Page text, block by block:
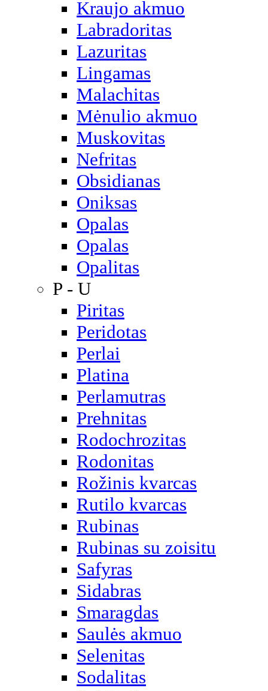
Kraujo akmuo
Labradoritas
Lazuritas
Lingamas
Malachitas
Mėnulio akmuo
Muskovitas
Nefritas
Obsidianas
Oniksas
Opalas
Opalas
Opalitas
P - U
Piritas
Peridotas
Perlai
Platina
Perlamutras
Prehnitas
Rodochrozitas
Rodonitas
Rožinis kvarcas
Rutilo kvarcas
Rubinas
Rubinas su zoisitu
Safyras
Sidabras
Smaragdas
Saulės akmuo
Selenitas
Sodalitas